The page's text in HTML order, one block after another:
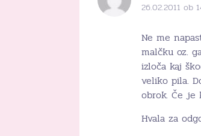
26.02.2011 ob
Ne me
malčku oz.
izloča kaj
veliko pila.
obrok. Če je
Hvala za